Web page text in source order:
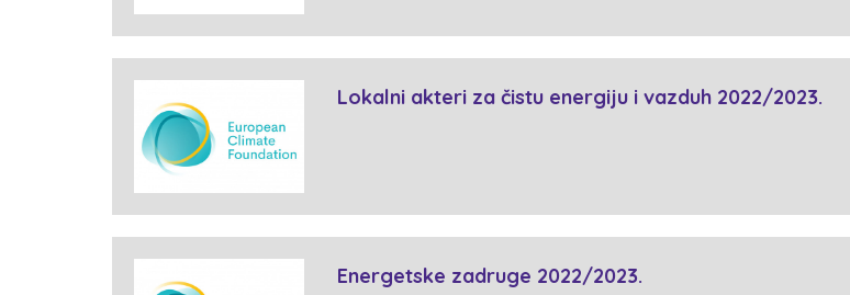
Lokalni akteri za čistu energiju i vazduh 2022/2023.
Energetske zadruge 2022/2023.